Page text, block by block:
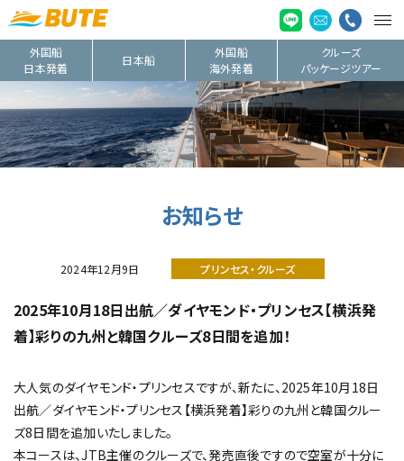
外国船
日本発着
日本船
外国船
海外発着
クルーズ
パッケージツアー
お知らせ
2024年12月9日 プリンセス・クルーズ
2025年10月18日出航／ダイヤモンド・プリンセス【横浜発
着】彩りの九州と韓国クルーズ8日間を追加！
大人気のダイヤモンド・プリンセスですが、新たに、2025年10月18日
出航／ダイヤモンド・プリンセス【横浜発着】彩りの九州と韓国クルー
ズ8日間を追加いたしました。
本コースは、JTB主催のクルーズで、発売直後ですので空室が十分に